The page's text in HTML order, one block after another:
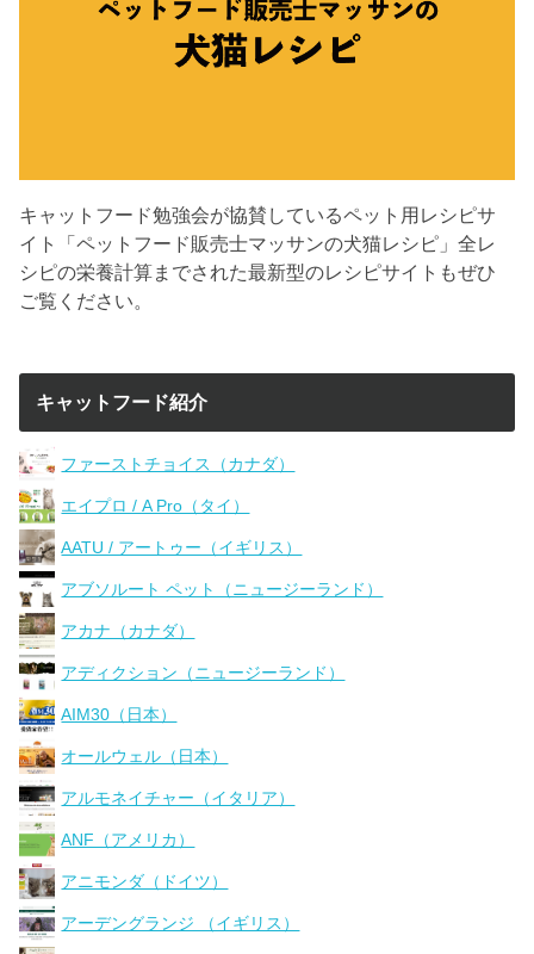
キャットフード勉強会が協賛しているペット用レシピサ
イト「ペットフード販売士マッサンの犬猫レシピ」全レ
シピの栄養計算までされた最新型のレシピサイトもぜひ
ご覧ください。
キャットフード紹介
ファーストチョイス（カナダ）
エイプロ / A Pro（タイ）
AATU / アートゥー（イギリス）
アブソルート ペット（ニュージーランド）
アカナ（カナダ）
アディクション（ニュージーランド）
AIM30（日本）
オールウェル（日本）
アルモネイチャー（イタリア）
ANF（アメリカ）
アニモンダ（ドイツ）
アーデングランジ （イギリス）